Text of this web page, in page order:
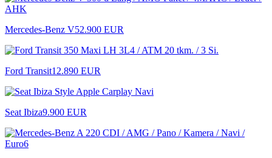
Mercedes-Benz V52.900 EUR
Ford Transit12.890 EUR
Seat Ibiza9.900 EUR